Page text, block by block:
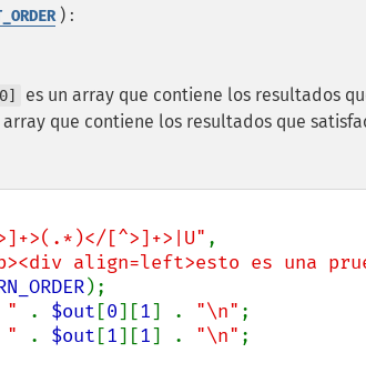
) :
es un array que contiene los resultados
array que contiene los resultados que
[^>]+>|U" ,
align=left>esto es una
);
" . $out [0][1] . "\n" ;
" . $out [1][1] . "\n"